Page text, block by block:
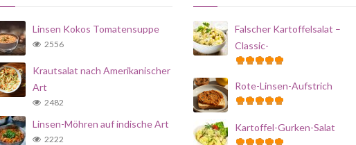
Linsen Kokos Tomatensuppe
2556
Krautsalat nach Amerikanischer
Art
2482
Linsen-Möhren auf indische Art
2222
Falscher Kartoffelsalat –
Classic-
Rote-Linsen-Aufstrich
Kartoffel-Gurken-Salat